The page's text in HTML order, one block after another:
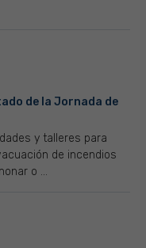
de la Jornada de
y talleres para
de incendios
o ...